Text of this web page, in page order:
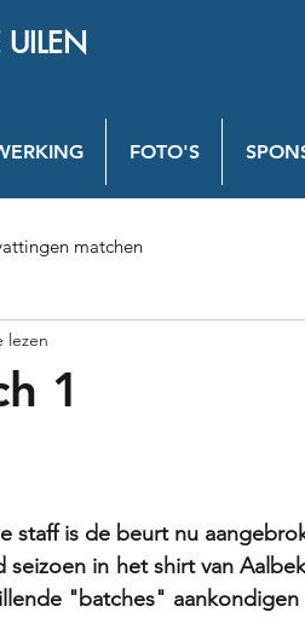
FOTO'S
matchen
1
lezen
staff is de beurt nu
in het shirt van
"batches"